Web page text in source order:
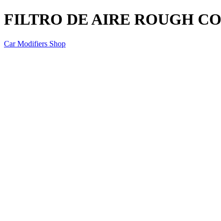
FILTRO DE AIRE ROUGH
Car Modifiers Shop